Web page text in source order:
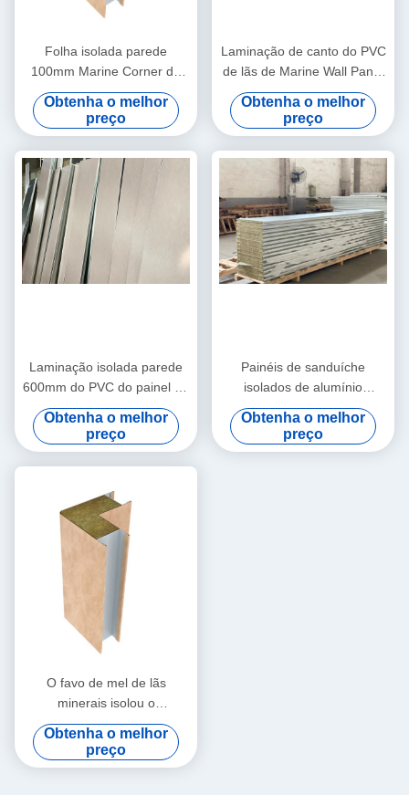
Folha isolada parede
100mm Marine Corner do
painel de sanduíche
Obtenha o melhor
preço
Laminação de canto do PVC
de lãs de Marine Wall Panel
Composite Rock
Obtenha o melhor
preço
Laminação isolada parede
600mm do PVC do painel de
sanduíche de Rockwool
Obtenha o melhor
preço
Painéis de sanduíche
isolados de alumínio
Rockwool do teto 50mm
Obtenha o melhor
preço
O favo de mel de lãs
minerais isolou o
revestimento 500mm da
parede do painel de
sanduíche
Obtenha o melhor
preço